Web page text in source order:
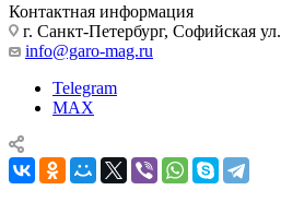
Контактная информация
г. Санкт-Петербург, Софийская
info@garo-mag.ru
Telegram
MAX